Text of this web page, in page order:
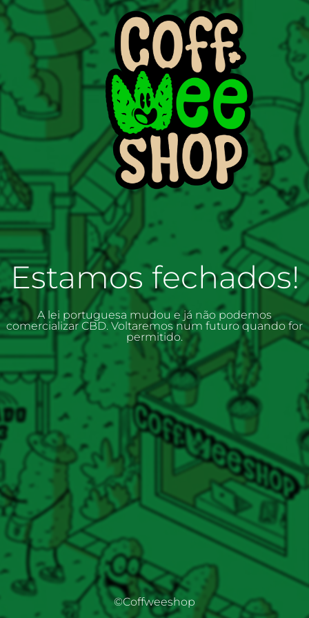
Estamos fechados!
A lei portuguesa mudou e já não podemos
comercializar CBD. Voltaremos num futuro quando for
permitido.
©Coffweeshop